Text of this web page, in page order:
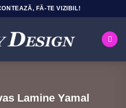
FĂ-TE VIZIBIL!
Lamine Yamal